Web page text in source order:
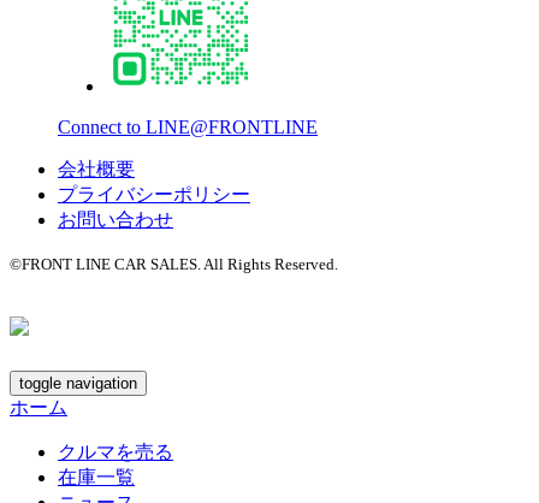
Connect to LINE@FRONTLINE
会社概要
プライバシーポリシー
お問い合わせ
©FRONT LINE CAR SALES. All Rights Reserved.
toggle navigation
ホーム
クルマを売る
在庫一覧